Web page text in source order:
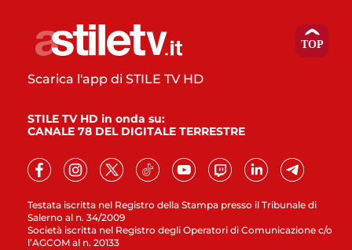
Testata iscritta nel Registro della Stampa presso il Tribunale di
Salerno al n. 34/2009
Società iscritta nel Registro degli Operatori di Comunicazione c/o
l’AGCOM al n. 20133
Scarica l'app di STILE TV HD
STILE TV HD in onda su:
CANALE 78 DEL DIGITALE TERRESTRE